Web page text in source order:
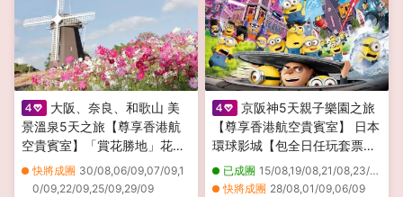
大阪、奈良、和歌山 美
景溫泉5天之旅【尊享香港航
空貴賓室】「賞花勝地」花博
記念公園鶴見綠地~風車之
丘、「世界文化遺產」興福寺
快將成團 30/08,06/09,07/09,1
0/09,22/09,25/09,29/09
京阪神5天親子樂園之旅
【尊享香港航空貴賓室】 日本
環球影城【包全日任玩套票
+連續2晚入住環球影城園區酒
店】、六甲山天覽台、神戶須
已成團 15/08,19/08,21/08,23/08,21/09,25/09,27/09
快將成團 28/08,01/09,06/09